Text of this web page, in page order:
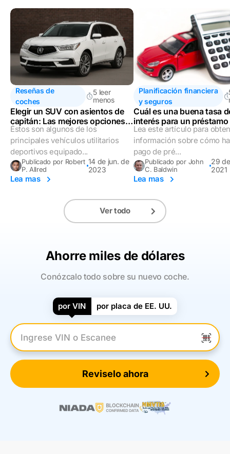
Reseñas de
coches
5 leer
menos
Elegir un SUV con asientos de
capitán: Las mejores opciones
en 2023
Éstos son algunos de los
principales vehículos utilitarios
deportivos equipado...
Publicado por Robert
P. Allred
14 de jun. de
2023
Lea mas
Planificación financiera
y seguros
Cuál es una buena tasa
interés para un préstamo
auto?
Lea este artículo para
información sobre cómo
pago de pré...
Publicado por John
C. Baldwin
29
2021
Lea mas
Ver todo
Ahorre miles de dólares
Conózcalo todo sobre su nuevo coche.
por VIN por placa de EE. UU.
Introduzca el VIN
Reviselo ahora